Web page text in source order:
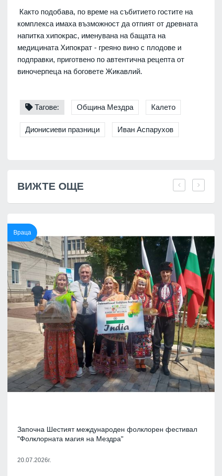
Както подобава, по време на събитието гостите на
комплекса имаха възможност да отпият от древната
напитка хипокрас, именувана на бащата на
медицината Хипократ - греяно вино с плодове и
подправки, приготвено по автентична рецепта от
виночерпеца на боговете Жикавлий.
Тагове: Община Мездра Калето
Дионисиеви празници Иван Аспарухов
ВИЖТЕ ОЩЕ
Враца
Започна Шестият международен фолклорен фестивал
"Фолклорната магия на Мездра"
20.07.2026г.